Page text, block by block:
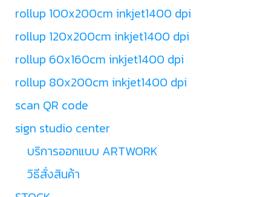
rollup 100x200cm inkjet1400 dpi
rollup 120x200cm inkjet1400 dpi
rollup 60x160cm inkjet1400 dpi
rollup 80x200cm inkjet1400 dpi
scan QR code
sign studio center
บริการออกแบบ ARTWORK
วิธีสั่งสินค้า